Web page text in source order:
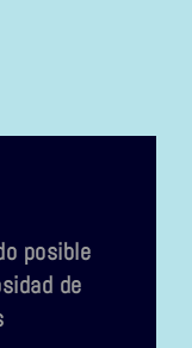
posible
de